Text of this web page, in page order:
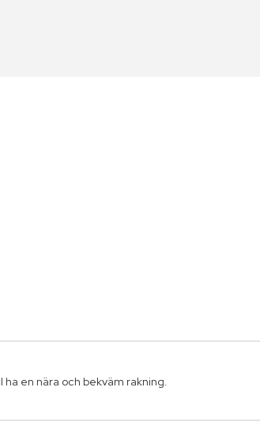
en nära och bekväm rakning.